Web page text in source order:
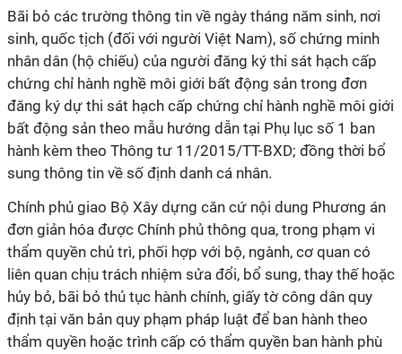
Bãi bỏ các trường thông tin về ngày tháng năm sinh, nơi
sinh, quốc tịch (đối với người Việt Nam), số chứng minh
nhân dân (hộ chiếu) của người đăng ký thi sát hạch cấp
chứng chỉ hành nghề môi giới bất động sản trong đơn
đăng ký dự thi sát hạch cấp chứng chỉ hành nghề môi giới
bất động sản theo mẫu hướng dẫn tại Phụ lục số 1 ban
hành kèm theo Thông tư 11/2015/TT-BXD; đồng thời bổ
sung thông tin về số định danh cá nhân.
Chính phủ giao Bộ Xây dựng căn cứ nội dung Phương án
đơn giản hóa được Chính phủ thông qua, trong phạm vi
thẩm quyền chủ trì, phối hợp với bộ, ngành, cơ quan có
liên quan chịu trách nhiệm sửa đổi, bổ sung, thay thế hoặc
hủy bỏ, bãi bỏ thủ tục hành chính, giấy tờ công dân quy
định tại văn bản quy phạm pháp luật để ban hành theo
thẩm quyền hoặc trình cấp có thẩm quyền ban hành phù